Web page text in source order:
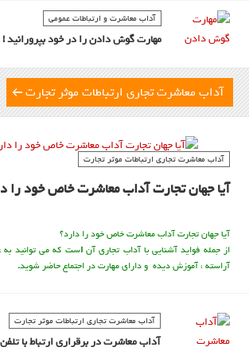
آداب معاشرت و ارتباطات عمومی
مهارت گوش دادن را در خود بپرورانيد !
آداب معاشرت تجاري ارتباطات موثر تجارت
آداب معاشرت تجاري ارتباطات موثر تجارت
آیا جهان تجارت آداب معاشرت خاص خود را
آیا جهان تجارت آداب معاشرت خاص خود را دارد؟
از جمله فواید آشنايی با آداب تجاری آناست که می توانید به
آراسته ، آموزش دیده و دارای مهارت در اجتماع حاضر شوید.
آداب معاشرت تجاري ارتباطات موثر تجارت
آداب معاشرت در برقراری ارتباط با